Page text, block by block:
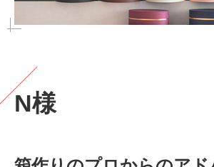
N様